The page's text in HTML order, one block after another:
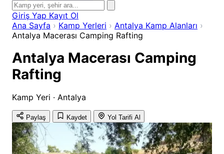
Giriş Yap Kayıt Ol
Ana Sayfa › Kamp Yerleri › Antalya Kamp Alanları ›
Antalya Macerası Camping Rafting
Antalya Macerası Camping
Rafting
Kamp Yeri · Antalya
Paylaş Kaydet Yol Tarifi Al